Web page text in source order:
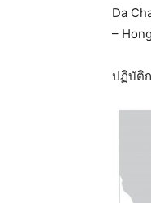
Da
–
ปฏิบัติก